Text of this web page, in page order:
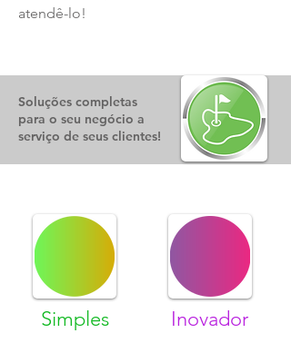
atendê-lo!​
Soluções completas
para o seu negócio a
serviço de seus clientes!
Simples Inovador